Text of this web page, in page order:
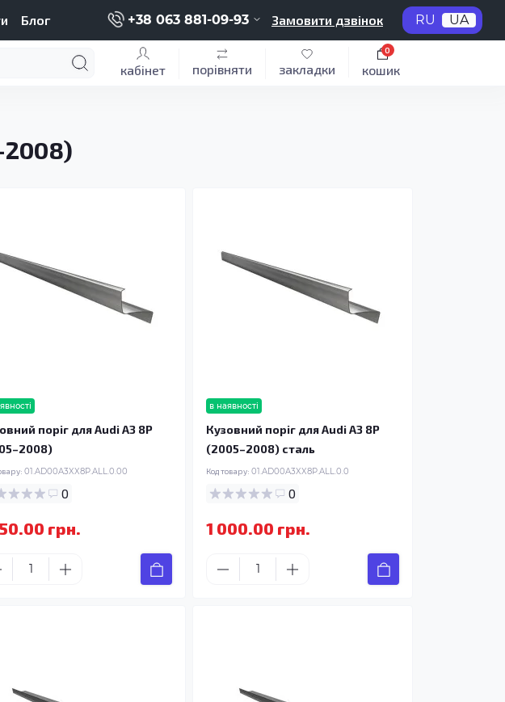
Блог +38 063 881-09-93 Замовити дзвінок RU UA
кабінет порівняти закладки кошик
0
поріг для Audi A3 8P
01.AD00A3XX8P.ALL.0.00
0
грн.
в наявності
Кузовний поріг для Audi A3 8P
(2005–2008) сталь
Код товару: 01.AD00A3XX8P.ALL.0.0
0
1 000.00 грн.